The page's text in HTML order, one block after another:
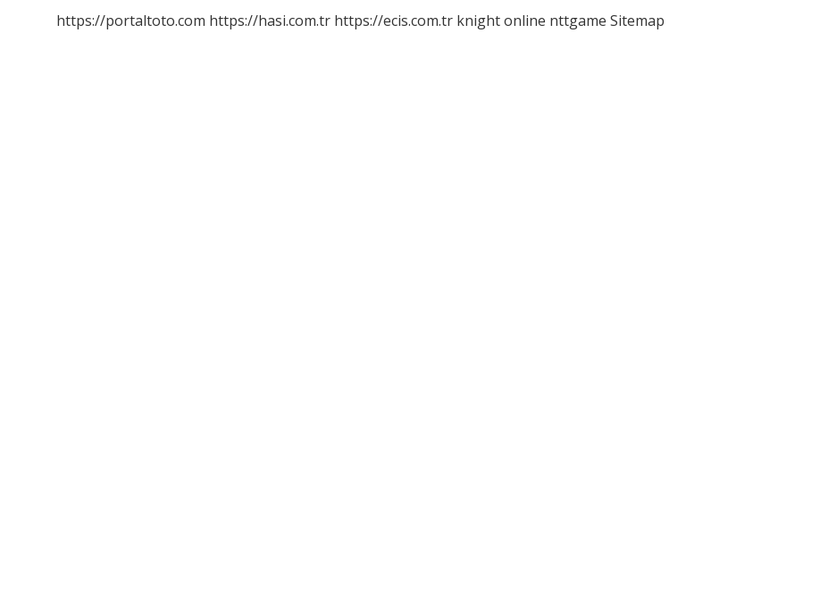
https://portaltoto.com https://hasi.com.tr https://ecis.com.tr knight online nttgame Sitemap